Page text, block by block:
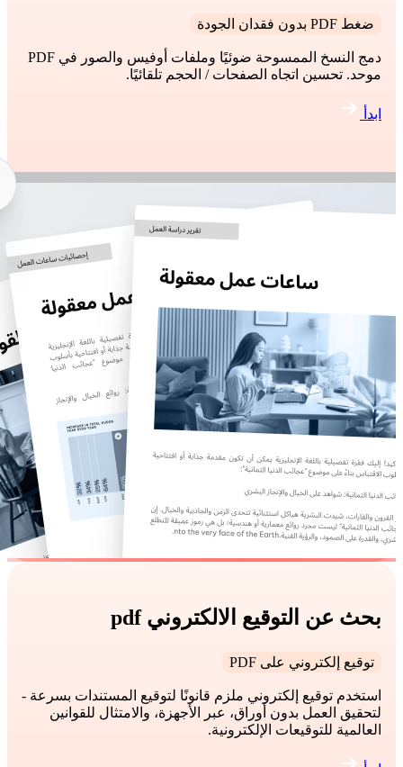
ضغط PDF بدون فقدان الجودة
دمج النسخ الممسوحة ضوئيًا وملفات أوفيس والصور في PDF
موحد. تحسين اتجاه الصفحات / الحجم تلقائيًا.
ابدأ
بحث عن التوقيع الالكتروني pdf
توقيع إلكتروني على PDF
استخدم توقيع إلكتروني ملزم قانونًا لتوقيع المستندات بسرعة -
لتحقيق العمل بدون أوراق، عبر الأجهزة، والامتثال للقوانين
العالمية للتوقيعات الإلكترونية.